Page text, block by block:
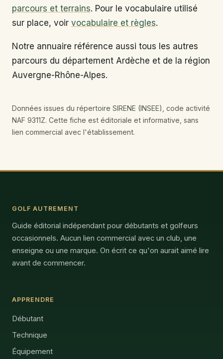
parcours et terrains. Pour le vocabulaire utilisé
sur place, voir vocabulaire et règles.
Notre annuaire référence aussi tous les autres
parcours du département Ardèche et de la région
Auvergne-Rhône-Alpes.
Données issues du répertoire SIRENE (INSEE), code activité
NAF 9311Z. Cette fiche est éditoriale et informative, sans
lien commercial avec l'établissement.
GOLF AUTREMENT
Guide éditorial indépendant pour débutants et golfeurs
occasionnels. Aucun lien commercial avec un club, une
enseigne ou une marque. On écrit ce qu'on aurait aimé lire
avant de commencer.
APPRENDRE
Débutant
Technique
Équipement